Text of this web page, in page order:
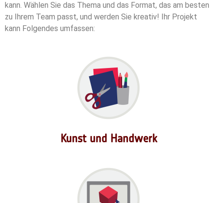
kann. Wählen Sie das Thema und das Format, das am besten
zu Ihrem Team passt, und werden Sie kreativ!
Ihr Projekt
kann Folgendes umfassen:
Kunst und Handwerk